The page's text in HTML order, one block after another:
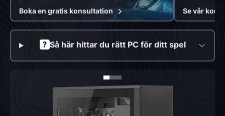
Boka en gratis konsultation Se vår
Så här hittar du rätt PC för ditt spel